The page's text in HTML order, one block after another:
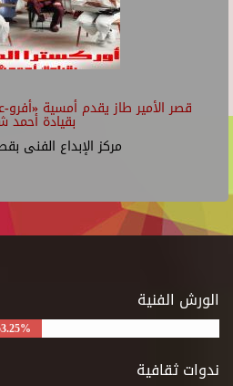
قصر الأمير طاز يقدم أمسية «أفرو-
بقيادة أحمد
مركز الإبداع الفنى
الورش الفنية
ندوات ثقافية